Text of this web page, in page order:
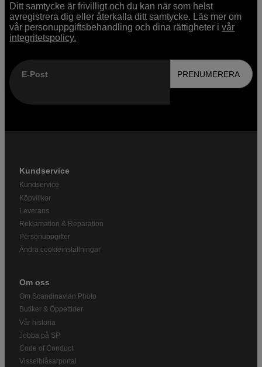
Ditt samtycke är frivilligt och du kan när som helst
avregistrera dig eller återkalla ditt samtycke. Läs mer om
vår personuppgiftsbehandling och dina rättigheter ivår
integritetspolicy.
E-Post PRENUMERERA
Kundservice
Kundservice
Köpvillkor
Leverans
Reklamation & Reparation
Personuppgifter
Ändra cookieinställningar
Om oss
Om Scandinavian Photo
Butiker & Öppettider
Vår historia
Jobba på SP
Code of Conduct
Visselblåsarportal